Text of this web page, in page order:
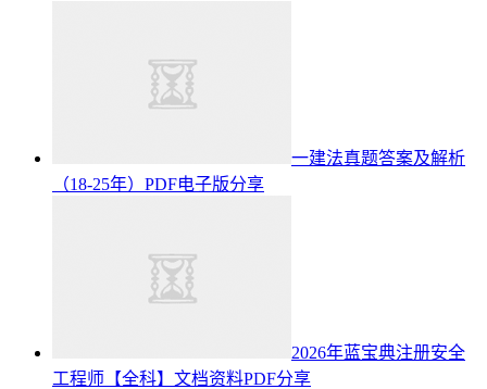
一建法真题答案及解析
（18-25年）PDF电子版分享
2026年蓝宝典注册安全
工程师【全科】文档资料PDF分享